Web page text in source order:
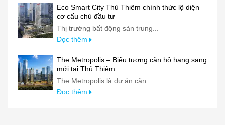
Eco Smart City Thủ Thiêm chính thức lộ diện
cơ cấu chủ đầu tư
Thị trường bất động sản trung...
Đọc thêm
The Metropolis – Biểu tượng căn hộ hạng sang
mới tại Thủ Thiêm
The Metropolis là dự án căn...
Đọc thêm